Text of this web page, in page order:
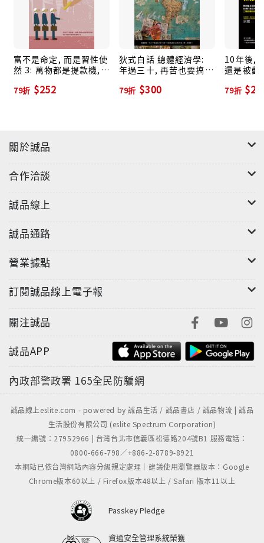
富不是命定, 而是習性使
然 3: 萬物都是提款機,
經迴路
79折 $252
狄式白話 總體經濟學:
年過三十, 再苦也要搞懂
79折 $300
10年後,
還是被動
打造自己
79折
關於誠品
合作洽談
誠品線上
誠品通路
營業據點
訂閱誠品線上電子報
關注誠品
誠品APP
內政部警政署 165全民防騙網
誠品線上eslite.com - powered by 誠品生活 / 誠品書店 / 誠品物流 | 誠品
生活股份有限公司 (eslite Spectrum Corporation)
統一編號：27952966 | 台灣台北市信義區松德路204號B1 服務電話：
0800-666-798／+886-2-8789-8921
本網站已依台灣網站內容分級規定處理｜建議使用瀏覽器版本：Google
Chrome版本60以上 / Firefox版本48以上 / Safari 版本11以上
Passkey Pledge
資通安全管理系統榮獲